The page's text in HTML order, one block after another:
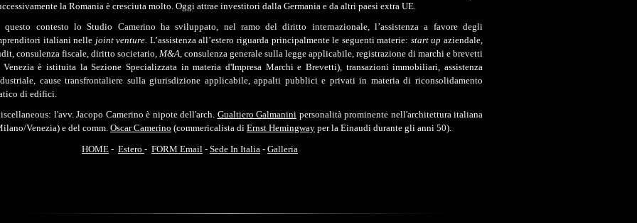
la Romania è cresciuta molto. Oggi attrae investitori dalla Germania e da altri paesi extra UE.
questo contesto lo Studio Camerino ha sviluppato, nel ramo del diritto internazionale, l’assistenza a favore degli
italiani nelle joint venture. L’assistenza all’estero riguarda principalmente le seguenti materie: start up aziendale,
consulenza fiscale, diritto societario, M&A, consulenza generale sulla legge applicabile, registrazione di marchi e brevetti
Venezia è istituita la Sezione Specializzata in materia d'Impresa Marchi e Brevetti), transazioni immobiliari, assistenza
cause transfrontaliere sulla giurisdizione applicabile, appalti pubblici e privati in materia di riconsolidamento
di edifici.
l'avv. Jacopo Camerino è nipote dell'arch. Gualtiero Galmanini personalità prominente nell'architettura italiana
Venezia) e del comm. Oscar Camerino (commericalista di Ernst Hemingway per la Einaudi durante gli anni 50).
HOME - Estero - FORM Email - Sede In Italia - Galleria